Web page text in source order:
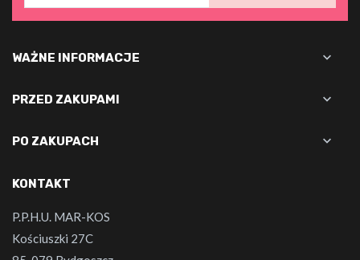
WAŻNE INFORMACJE 
PRZED ZAKUPAMI 
PO ZAKUPACH 
KONTAKT
P.P.H.U. MAR-KOS
Kościuszki 27C